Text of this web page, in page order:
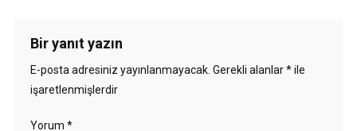
Bir yanıt yazın
E-posta adresiniz yayınlanmayacak. Gerekli alanlar*ile
işaretlenmişlerdir
Yorum *